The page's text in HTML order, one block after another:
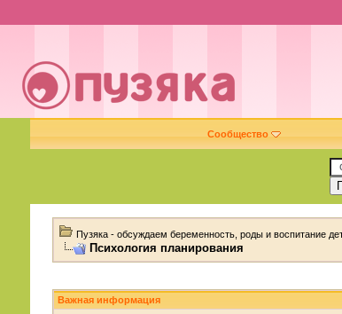
Сообщество
Пузяка - обсуждаем беременность, роды и воспитание
Психология планирования
Важная информация